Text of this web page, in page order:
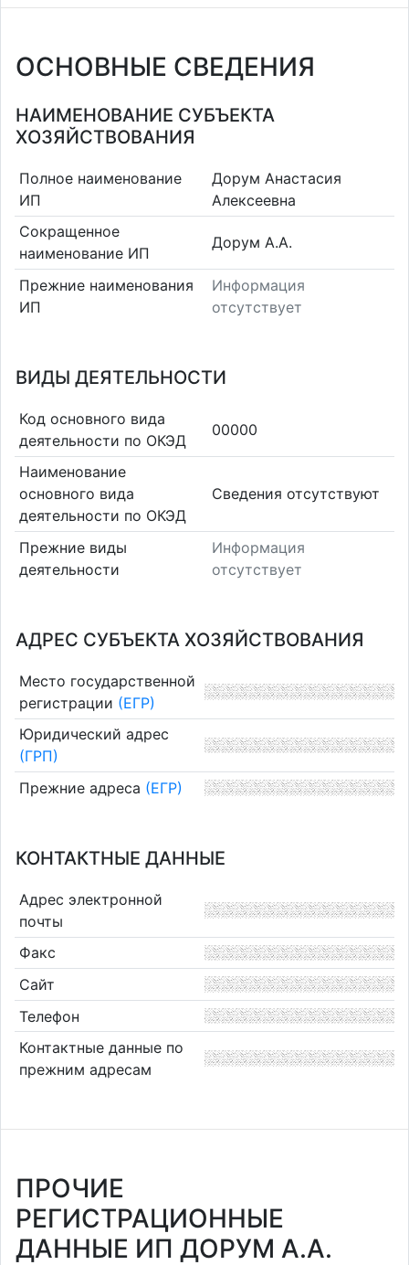
ОСНОВНЫЕ СВЕДЕНИЯ
НАИМЕНОВАНИЕ СУБЪЕКТА
ХОЗЯЙСТВОВАНИЯ
Полное наименование
ИП
Дорум Анастасия
Алексеевна
Сокращенное
наименование ИП
Дорум А.А.
Прежние наименования
ИП
Информация
отсутствует
ВИДЫ ДЕЯТЕЛЬНОСТИ
Код основного вида
деятельности по ОКЭД
00000
Наименование
основного вида
деятельности по ОКЭД
Cведения отсутствуют
Прежние виды
деятельности
Информация
отсутствует
АДРЕС СУБЪЕКТА ХОЗЯЙСТВОВАНИЯ
Место государственной
регистрации (ЕГР)
Юридический адрес
(ГРП)
Прежние адреса (ЕГР)
КОНТАКТНЫЕ ДАННЫЕ
Адрес электронной
почты
Факс
Сайт
Телефон
Контактные данные по
прежним адресам
ПРОЧИЕ
РЕГИСТРАЦИОННЫЕ
ДАННЫЕ ИП ДОРУМ А.А.